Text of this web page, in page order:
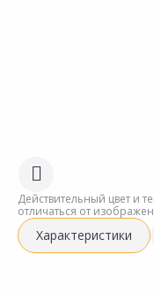
Действительный цвет и
отличаться от
Характеристики